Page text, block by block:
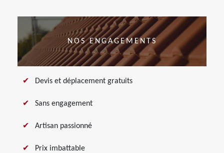
NOS ENGAGEMENTS
Devis et déplacement gratuits
Sans engagement
Artisan passionné
Prix imbattable